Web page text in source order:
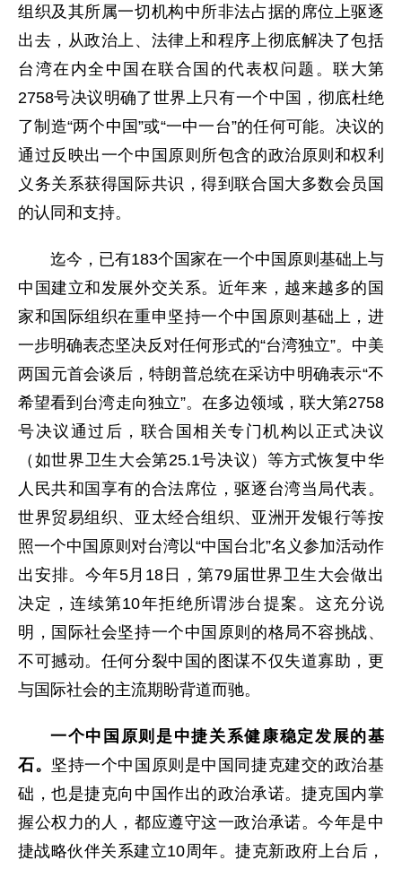
组织及其所属一切机构中所非法占据的席位上驱逐
出去，从政治上、法律上和程序上彻底解决了包括
台湾在内全中国在联合国的代表权问题。联大第
2758号决议明确了世界上只有一个中国，彻底杜绝
了制造“两个中国”或“一中一台”的任何可能。决议的
通过反映出一个中国原则所包含的政治原则和权利
义务关系获得国际共识，得到联合国大多数会员国
的认同和支持。
迄今，已有183个国家在一个中国原则基础上与
中国建立和发展外交关系。近年来，越来越多的国
家和国际组织在重申坚持一个中国原则基础上，进
一步明确表态坚决反对任何形式的“台湾独立”。中美
两国元首会谈后，特朗普总统在采访中明确表示“不
希望看到台湾走向独立”。在多边领域，联大第2758
号决议通过后，联合国相关专门机构以正式决议
（如世界卫生大会第25.1号决议）等方式恢复中华
人民共和国享有的合法席位，驱逐台湾当局代表。
世界贸易组织、亚太经合组织、亚洲开发银行等按
照一个中国原则对台湾以“中国台北”名义参加活动作
出安排。今年5月18日，第79届世界卫生大会做出
决定，连续第10年拒绝所谓涉台提案。这充分说
明，国际社会坚持一个中国原则的格局不容挑战、
不可撼动。任何分裂中国的图谋不仅失道寡助，更
与国际社会的主流期盼背道而驰。
一个中国原则是中捷关系健康稳定发展的基
石。 坚持一个中国原则是中国同捷克建交的政治基
础，也是捷克向中国作出的政治承诺。捷克国内掌
握公权力的人，都应遵守这一政治承诺。今年是中
捷战略伙伴关系建立10周年。捷克新政府上台后，